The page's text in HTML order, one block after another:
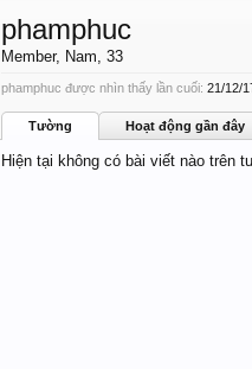
phamphuc
Member, Nam, 33
phamphuc được nhìn thấy lần cuối: 21/12/
Tường Hoạt động gần đây
Hiện tại không có bài viết nào trên